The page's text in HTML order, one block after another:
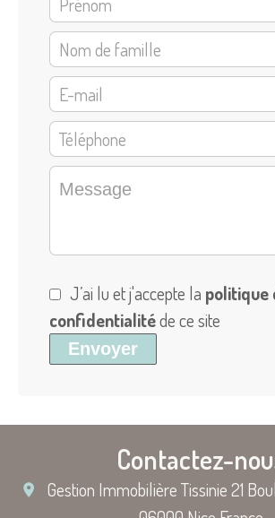
J’ai lu et j'accepte la politique
confidentialitéde ce site
Envoyer
Contactez-
Gestion Immobilière Tissinie21